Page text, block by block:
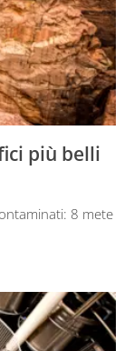
più belli
8 mete